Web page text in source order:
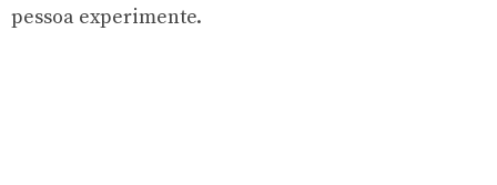
pessoa experimente.